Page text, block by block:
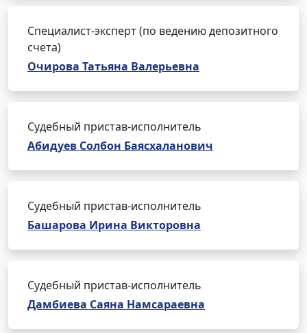
Специалист-эксперт (по ведению депозитного
счета)
Очирова Татьяна Валерьевна
Судебный пристав-исполнитель
Абидуев Солбон Баясхаланович
Судебный пристав-исполнитель
Башарова Ирина Викторовна
Судебный пристав-исполнитель
Дамбиева Саяна Намсараевна